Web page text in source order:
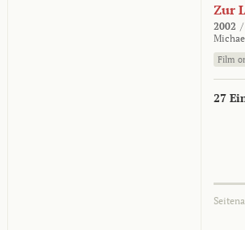
Zur
2002 /
Film
27